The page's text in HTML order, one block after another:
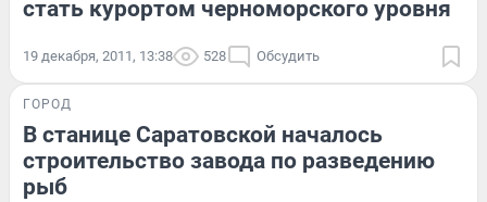
стать курортом черноморского уровня
19 декабря, 2011, 13:38 528 Обсудить
ГОРОД
В станице Саратовской началось
строительство завода по разведению
рыб